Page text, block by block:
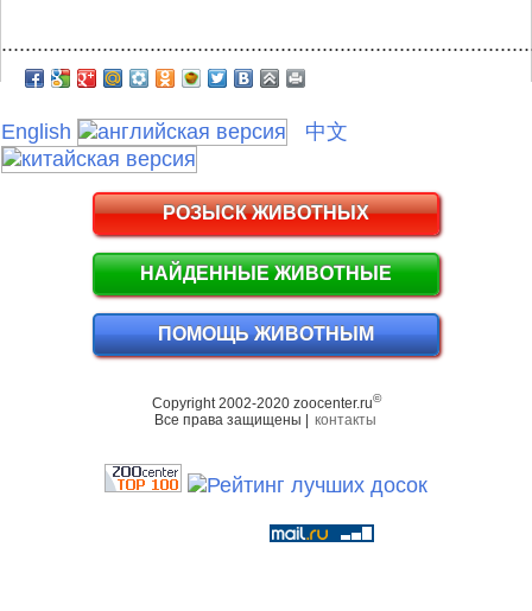
English 中文
РОЗЫСК ЖИВОТНЫХ
НАЙДЕННЫЕ ЖИВОТНЫЕ
ПОМОЩЬ ЖИВОТНЫМ
Copyright 2002-2020 zoocenter.ru©
Все права защищены | контакты